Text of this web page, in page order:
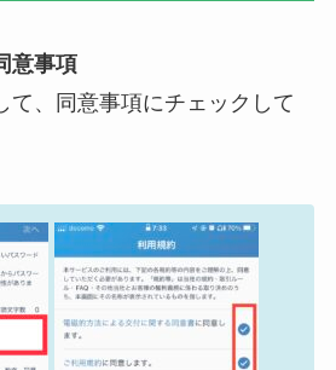
意事項
て、同意事項にチェックして